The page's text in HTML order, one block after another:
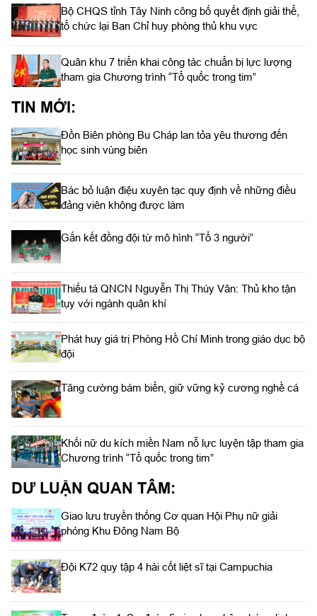
Bộ CHQS tỉnh Tây Ninh công bố quyết định giải thể,
tổ chức lại Ban Chỉ huy phòng thủ khu vực
Quân khu 7 triển khai công tác chuẩn bị lực lượng
tham gia Chương trình “Tổ quốc trong tim”
TIN MỚI:
Đồn Biên phòng Bu Cháp lan tỏa yêu thương đến
học sinh vùng biên
Bác bỏ luận điệu xuyên tạc quy định về những điều
đảng viên không được làm
Gắn kết đồng đội từ mô hình “Tổ 3 người”
Thiếu tá QNCN Nguyễn Thị Thúy Vân: Thủ kho tận
tụy với ngành quân khí
Phát huy giá trị Phòng Hồ Chí Minh trong giáo dục bộ
đội
Tăng cường bám biển, giữ vững kỷ cương nghề cá
Khối nữ du kích miền Nam nỗ lực luyện tập tham gia
Chương trình “Tổ quốc trong tim”
DƯ LUẬN QUAN TÂM:
Giao lưu truyền thống Cơ quan Hội Phụ nữ giải
phóng Khu Đông Nam Bộ
Đội K72 quy tập 4 hài cốt liệt sĩ tại Campuchia